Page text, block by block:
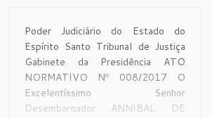
Poder Judiciário do Estado do
Espírito Santo Tribunal de Justiça
Gabinete da Presidência ATO
NORMATIVO Nº 008/2017 O
Excelentíssimo Senhor
Desembargador ANNIBAL DE